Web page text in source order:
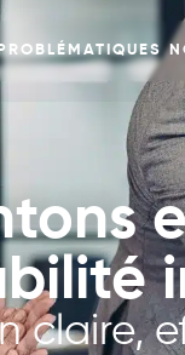
claire,